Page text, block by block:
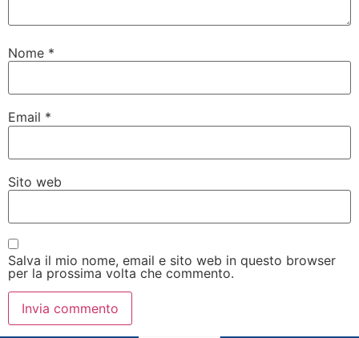
Nome *
Email *
Sito web
Salva il mio nome, email e sito web in questo browser
per la prossima volta che commento.